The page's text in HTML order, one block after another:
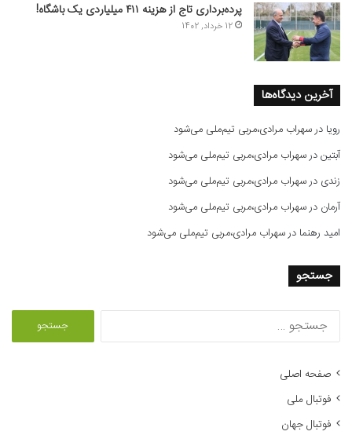
پرده‌برداری تاج از هزینه ۴۱۱ میلیاردی یک باشگاه!
12 خرداد, 1402
آخرین دیدگاه‌ها
رویا درسهراب مرادی،مربی تیم‌ملی می‌شود
آبتیندرسهراب مرادی،مربی تیم‌ملی می‌شود
زندی درسهراب مرادی،مربی تیم‌ملی می‌شود
آرمان درسهراب مرادی،مربی تیم‌ملی می‌شود
امید رهنما درسهراب مرادی،مربی تیم‌ملی می‌شود
جستجو
صفحه اصلی
فوتبال ملی
فوتبال جهان